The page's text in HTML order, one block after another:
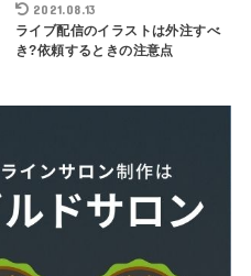
2021.08.13
ライブ配信のイラストは外注すべ
き?依頼するときの注意点